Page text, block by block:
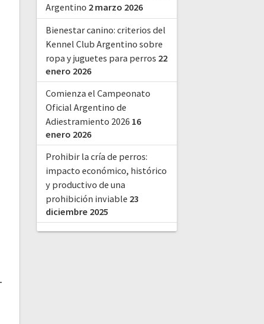
Argentino 2 marzo 2026
Bienestar canino: criterios del
Kennel Club Argentino sobre
ropa y juguetes para perros 22
enero 2026
Comienza el Campeonato
Oficial Argentino de
Adiestramiento 2026 16
enero 2026
Prohibir la cría de perros:
impacto económico, histórico
y productivo de una
prohibición inviable 23
diciembre 2025